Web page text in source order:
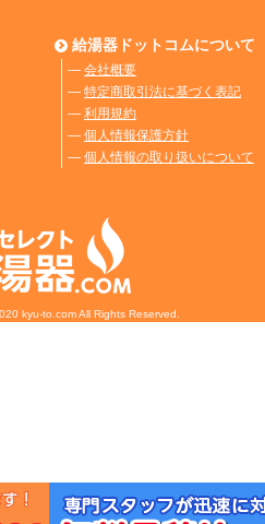
給湯器ドットコムについて
― 会社概要
― 特定商取引法に基づく表記
― 利用規約
― 個人情報保護方針
― 個人情報の取り扱いについて
kyu-to.com All Rights Reserved.